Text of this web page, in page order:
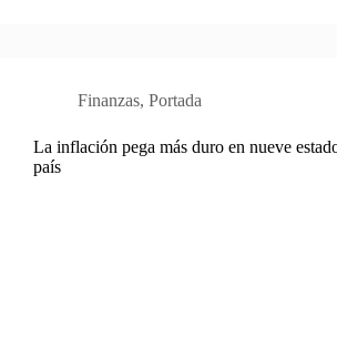
Finanzas, Portada
La inflación pega más duro en nueve
país